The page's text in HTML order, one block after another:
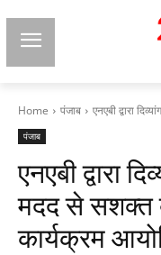
Home पंजाब एनएबी द्वारा
पंजाब
एनएबी द्वारा
मदद से सशक्त
कार्यक्रम